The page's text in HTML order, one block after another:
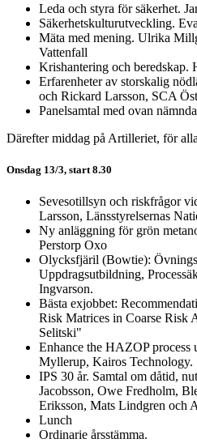
Leda och styra för säkerhet.
Säkerhetskulturutveckling.
Mäta med mening. Ulrika
Vattenfall
Krishantering och beredskap.
Erfarenheter av storskalig
och Rickard Larsson, SCA
Panelsamtal med ovan nämnda
Därefter middag på Artilleriet, för
Onsdag 13/3, start 8.30
Sevesotillsyn och riskfrågor
Larsson, Länsstyrelsernas
Ny anläggning för grön
Perstorp Oxo
Olycksfjäril (Bowtie):
Uppdragsutbildning,
Ingvarson.
Bästa exjobbet:
Risk Matrices in Coarse Risk
Selitski"
Enhance the HAZOP process
Myllerup, Kairos Technology.
IPS 30 år. Samtal om dåtid,
Jacobsson, Owe Fredholm,
Eriksson, Mats Lindgren och
Lunch
Ordinarie årsstämma.